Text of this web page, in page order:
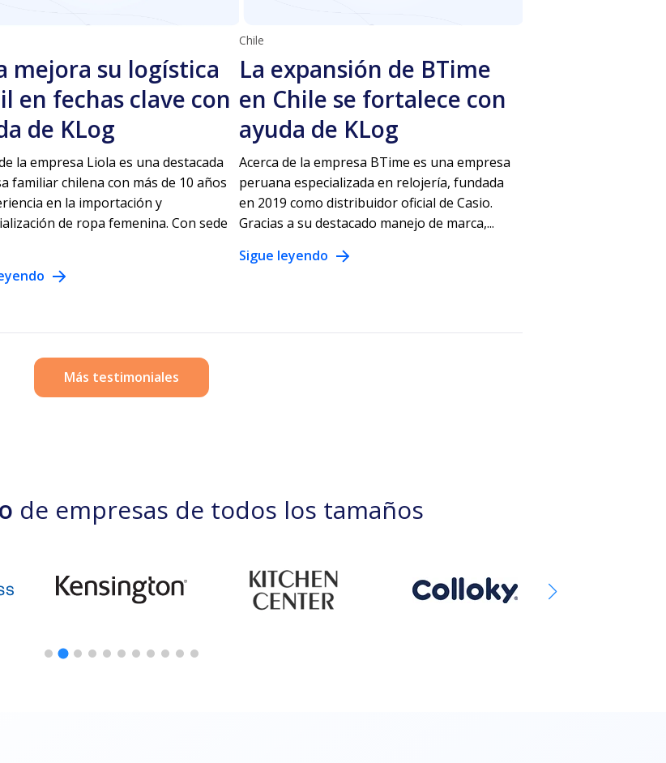
mejora su logística
en fechas clave con
de KLog
la empresa Liola es una destacada
familiar chilena con más de 10 años
en la importación y
de ropa femenina. Con sede
Chile
La expansión de BTime
en Chile se fortalece con
ayuda de KLog
Acerca de la empresa BTime es una empresa
peruana especializada en relojería, fundada
en 2019 como distribuidor oficial de Casio.
Gracias a su destacado manejo de marca,...
Sigue leyendo
Más testimoniales
de empresas de todos los tamaños